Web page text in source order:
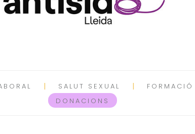
SALUT SEXUAL FORMACIÓ
DONACIONS